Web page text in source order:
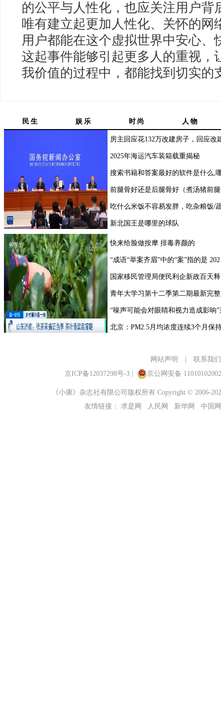
的公平与人性化，也应关注用户背
唯有建立起更加人性化、关怀的网
用户都能在这个虚拟世界中安心、
这起事件能够引起更多人的重视，
我价值的过程中，都能找到切实的
网站声明
联系我们
京ICP备12037298号-3
京公网安备
《小康》杂志社有限公司版权所有 Copyright © 2006-
友情链接：
求是网 人民网 新华网 中国网